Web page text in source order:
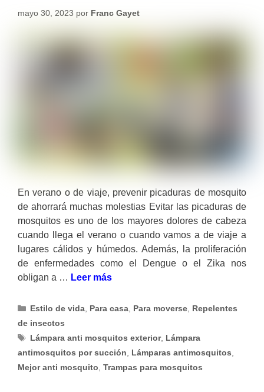
mayo 30, 2023 por Franc Gayet
En verano o de viaje, prevenir picaduras de mosquito
de ahorrará muchas molestias Evitar las picaduras de
mosquitos es uno de los mayores dolores de cabeza
cuando llega el verano o cuando vamos a de viaje a
lugares cálidos y húmedos. Además, la proliferación
de enfermedades como el Dengue o el Zika nos
obligan a … Leer más
Categorías
Estilo de vida Para casa Para moverse Repelentes
de insectos
Etiquetas
Lámpara anti mosquitos exterior, Lámpara
antimosquitos por succión
Lámparas antimosquitos
Mejor anti mosquito Trampas para mosquitos